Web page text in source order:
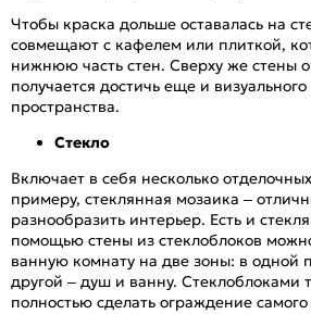
Чтобы краска дольше оставалась на
совмещают с кафелем или плиткой,
нижнюю часть стен. Сверху же стены
получается достичь еще и
пространства.
Стекло
Включает в себя несколько
примеру, стеклянная мозаика –
разнообразить интерьер. Есть и
помощью стены из стеклоблоков
ванную комнату на две зоны: в одной
другой – душ и ванну. Стеклоблоками
полностью сделать ограждение